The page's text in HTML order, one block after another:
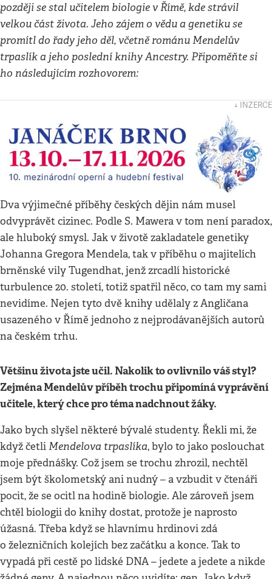
později se stal učitelem biologie v Římě, kde strávil
velkou část života. Jeho zájem o vědu a genetiku se
promítl do řady jeho děl, včetně románu Mendelův
trpaslík a jeho poslední knihy Ancestry. Připoměňte si
ho následujícím rozhovorem:
↓ INZERCE
Dva výjimečné příběhy českých dějin nám musel
odvyprávět cizinec. Podle S. Mawera v tom není paradox,
ale hluboký smysl. Jak v životě zakladatele genetiky
Johanna Gregora Mendela, tak v příběhu o majitelích
brněnské vily Tugendhat, jenž zrcadlí historické
turbulence 20. století, totiž spatřil něco, co tam my sami
nevidíme. Nejen tyto dvě knihy udělaly z Angličana
usazeného v Římě jednoho z nejprodávanějších autorů
na českém trhu.
Většinu života jste učil. Nakolik to ovlivnilo váš styl?
Zejména Mendelův příběh trochu připomíná vyprávění
učitele, který chce pro téma nadchnout žáky.
Jako bych slyšel některé bývalé studenty. Řekli mi, že
když četliMendelova trpaslíka, bylo to jako poslouchat
moje přednášky. Což jsem se trochu zhrozil, nechtěl
jsem být školometský ani nudný – a vzbudit v čtenáři
pocit, že se ocitl na hodině biologie. Ale zároveň jsem
chtěl biologii do knihy dostat, protože je naprosto
úžasná. Třeba když se hlavnímu hrdinovi zdá
o železničních kolejích bez začátku a konce. Tak to
vypadá při cestě po lidské DNA – jedete a jedete a nikde